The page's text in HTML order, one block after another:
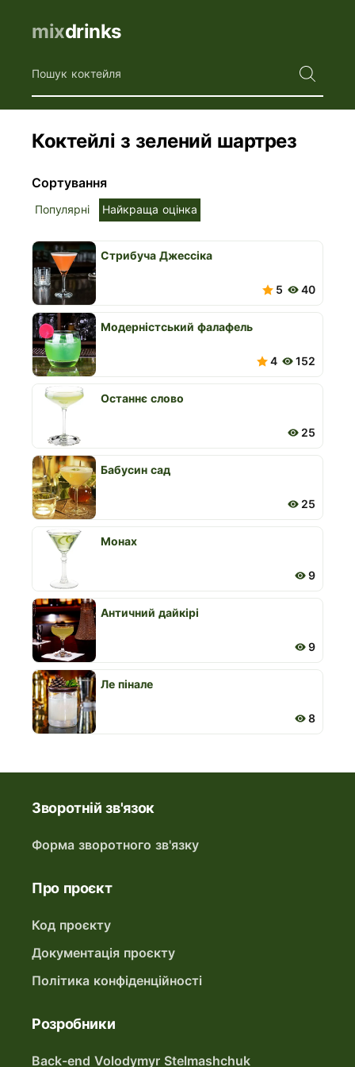
mixdrinks
Пошук коктейля
Коктейлі з зелений шартрез
Сортування
Популярні Найкраща оцінка
5 40
Стрибуча Джессіка
4 152
Модерністський фалафель
25
Останнє слово
25
Бабусин сад
9
Монах
9
Античний дайкірі
8
Ле пінале
Зворотній зв'язок
Форма зворотного зв'язку
Про проєкт
Код проєкту
Документація проєкту
Політика конфіденційності
Розробники
Back-end Volodymyr Stelmashchuk